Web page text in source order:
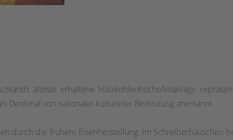
älteste erhaltene Holzkohlenhochofenanlage
Denkmal von nationaler kultureller Bedeutung anerkannt.
durch die frühere Eisenherstellung. Im